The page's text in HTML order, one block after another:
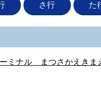
さ行 た
ミナル まつさかえきま